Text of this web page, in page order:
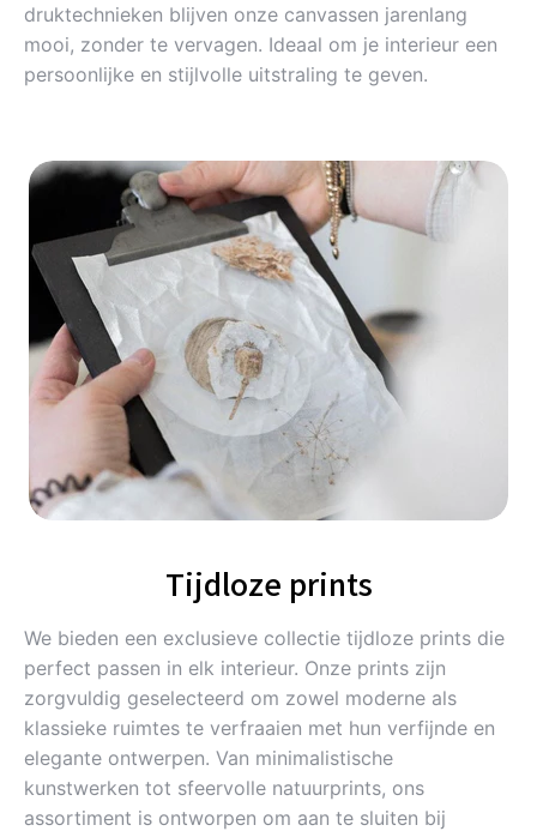
druktechnieken blijven onze canvassen jarenlang
mooi, zonder te vervagen. Ideaal om je interieur een
persoonlijke en stijlvolle uitstraling te geven.
Tijdloze prints
We bieden een exclusieve collectie tijdloze prints die
perfect passen in elk interieur. Onze prints zijn
zorgvuldig geselecteerd om zowel moderne als
klassieke ruimtes te verfraaien met hun verfijnde en
elegante ontwerpen. Van minimalistische
kunstwerken tot sfeervolle natuurprints, ons
assortiment is ontworpen om aan te sluiten bij